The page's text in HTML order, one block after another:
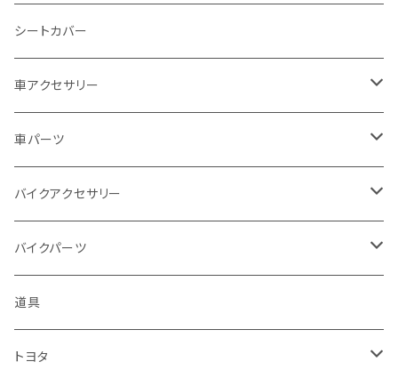
BMW
ドゥカティ - Ducati
トライアンフ
アプリリア - APRILIA
ハーレーダビッドソン - Harley-Davidson
KTM
ホンダ
スズキ
マツダ
ミツビシ
ダイハツ
スバル
レクサス
日産
ホンダ
スズキ
マツダ
ミツビシ
ダイハツ
スバル
シートカバー
車アクセサリー
トヨタ
日産
ホンダ
スズキ
マツダ
車パーツ
ボンネット
ルーフ
ピラー
バンパー
バイクアクセサリー
ホンダ
ヤマハ
スズキ
バイクパーツ
排気系
マフラー
外装
道具
トヨタ